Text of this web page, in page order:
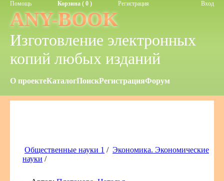
Помощь Корзина ( 0 ) Регистрация Вход
ANY-BOOK
Изготовление электронных
копий любых изданий
О проектеКаталогПоискРегистрацияФорум
Общественные науки 1 / Экономика. Экономические
науки /